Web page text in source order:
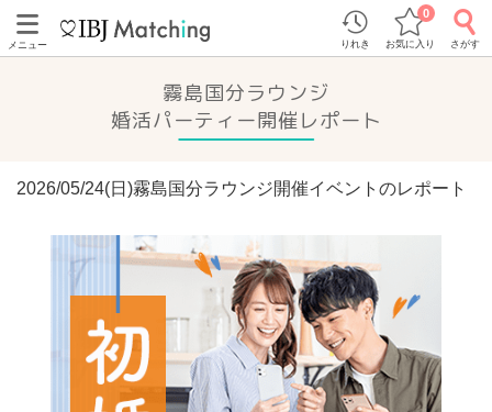
メニュー りれき お気に入り
0
さがす
霧島国分ラウンジ
婚活パーティー開催レポート
2026/05/24(日)霧島国分ラウンジ開催イベントのレポート